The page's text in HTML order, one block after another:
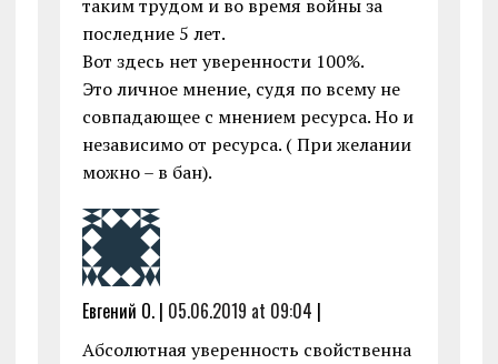
таким трудом и во время войны за
последние 5 лет.
Вот здесь нет уверенности 100%.
Это личное мнение, судя по всему не
совпадающее с мнением ресурса. Но и
независимо от ресурса. ( При желании
можно – в бан).
Евгений О. | 05.06.2019 at 09:04 |
Абсолютная уверенность свойственна